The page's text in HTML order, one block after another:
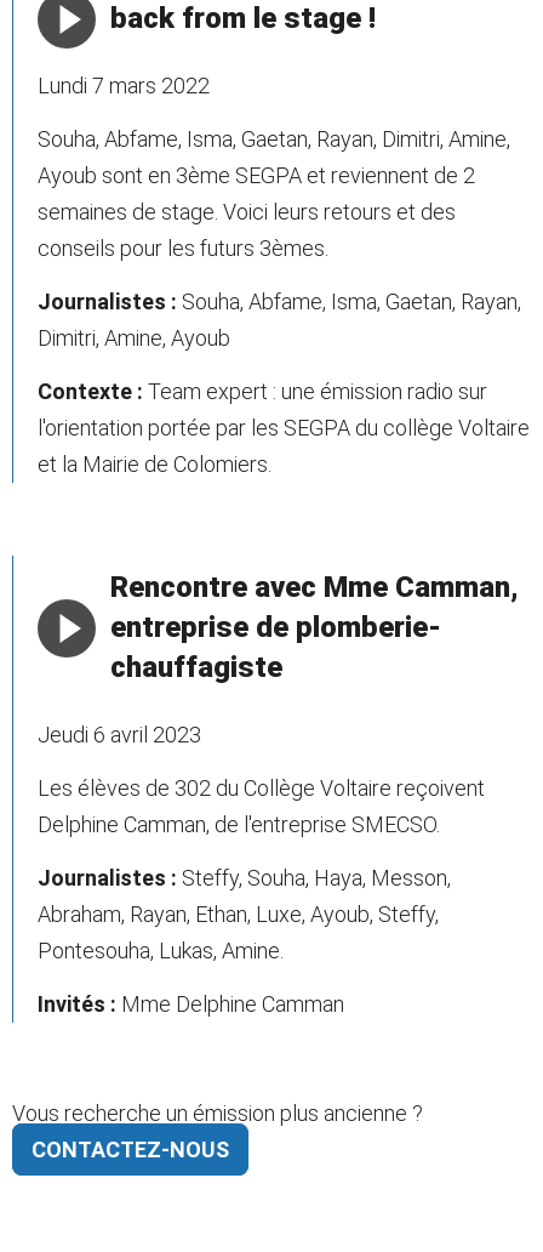
back from le stage !
Lundi 7 mars 2022
Souha, Abfame, Isma, Gaetan, Rayan, Dimitri, Amine,
Ayoub sont en 3ème SEGPA et reviennent de 2
semaines de stage. Voici leurs retours et des
conseils pour les futurs 3èmes.
Journalistes : Souha, Abfame, Isma, Gaetan, Rayan,
Dimitri, Amine, Ayoub
Contexte : Team expert : une émission radio sur
l'orientation portée par les SEGPA du collège Voltaire
et la Mairie de Colomiers.
Rencontre avec Mme Camman,
entreprise de plomberie-
chauffagiste
Jeudi 6 avril 2023
Les élèves de 302 du Collège Voltaire reçoivent
Delphine Camman, de l'entreprise SMECSO.
Journalistes : Steffy, Souha, Haya, Messon,
Abraham, Rayan, Ethan, Luxe, Ayoub, Steffy,
Pontesouha, Lukas, Amine.
Invités : Mme Delphine Camman
Vous recherche un émission plus ancienne ?
CONTACTEZ-NOUS